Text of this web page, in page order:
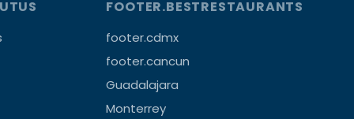
FOOTER.BESTRESTAURANTS
footer.cdmx
footer.cancun
Guadalajara
Monterrey